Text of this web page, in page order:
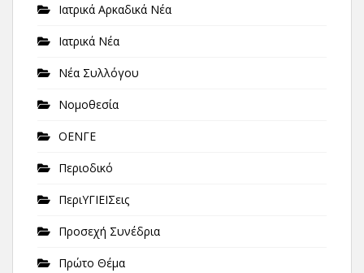
Ιατρικά Αρκαδικά Νέα
Ιατρικά Νέα
Νέα Συλλόγου
Νομοθεσία
ΟΕΝΓΕ
Περιοδικό
ΠεριΥΓΙΕΙΣεις
Προσεχή Συνέδρια
Πρώτο Θέμα